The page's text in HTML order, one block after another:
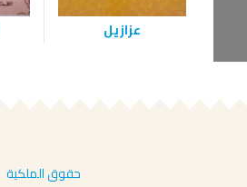
عزازيل
حقوق الملكية